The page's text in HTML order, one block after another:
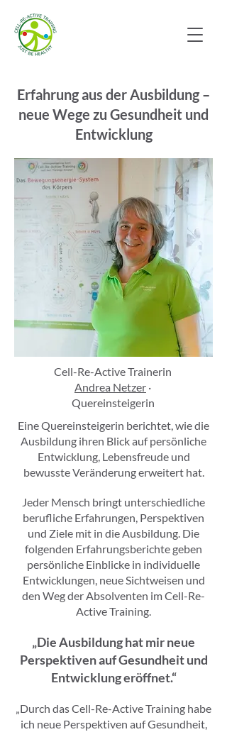
Erfahrung aus der Ausbildung –
neue Wege zu Gesundheit und
Entwicklung
Cell-Re-Active Trainerin
Andrea Netzer ·
Quereinsteigerin
Eine Quereinsteigerin berichtet, wie die
Ausbildung ihren Blick auf persönliche
Entwicklung, Lebensfreude und
bewusste Veränderung erweitert hat.
Jeder Mensch bringt unterschiedliche
berufliche Erfahrungen, Perspektiven
und Ziele mit in die Ausbildung. Die
folgenden Erfahrungsberichte geben
persönliche Einblicke in individuelle
Entwicklungen, neue Sichtweisen und
den Weg der Absolventen im Cell-Re-
Active Training.
„Die Ausbildung hat mir neue
Perspektiven auf Gesundheit und
Entwicklung eröffnet.“
„Durch das Cell-Re-Active Training habe
ich neue Perspektiven auf Gesundheit,